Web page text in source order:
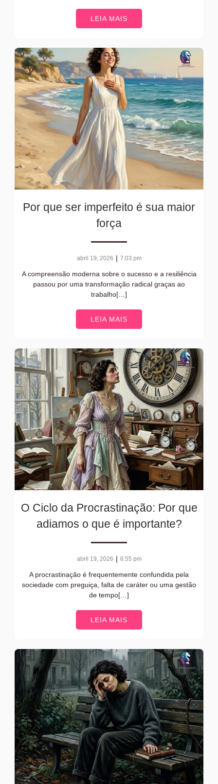
LEIA MAIS
Por que ser imperfeito é sua maior
força
abril 19, 2026 | 7:03 pm
A compreensão moderna sobre o sucesso e a resiliência
passou por uma transformação radical graças ao
trabalho[…]
LEIA MAIS
O Ciclo da Procrastinação: Por que
adiamos o que é importante?
abril 19, 2026 | 6:55 pm
A procrastinação é frequentemente confundida pela
sociedade com preguiça, falta de caráter ou uma gestão
de tempo[…]
LEIA MAIS